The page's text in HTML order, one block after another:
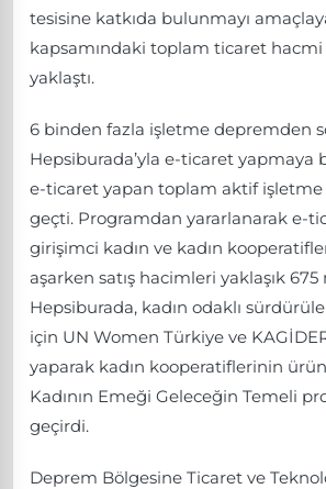
tesisine katkıda bulunmayı
kapsamındaki toplam ticaret hacmi
yaklaştı.
6 binden fazla işletme depremden
Hepsiburada’yla e-ticaret yapmaya
e-ticaret yapan toplam aktif işletme
geçti. Programdan yararlanarak e-
girişimci kadın ve kadın
aşarken satış hacimleri yaklaşık
Hepsiburada, kadın odaklı
için UN Women Türkiye ve
yaparak kadın kooperatiflerinin
Kadının Emeği Geleceğin Temeli
geçirdi.
Deprem Bölgesine Ticaret ve